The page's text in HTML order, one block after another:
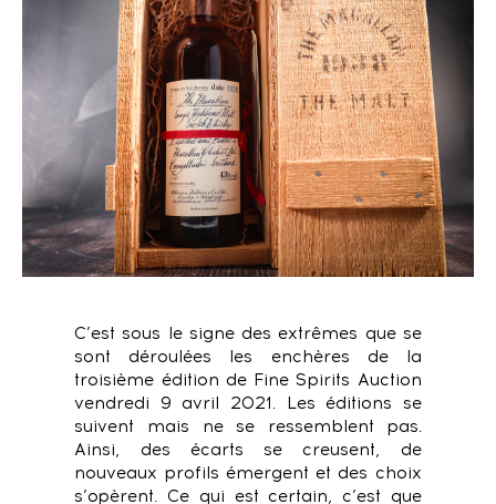
C’est sous le signe des extrêmes que se
sont déroulées les enchères de la
troisième édition de Fine Spirits Auction
vendredi 9 avril 2021. Les éditions se
suivent mais ne se ressemblent pas.
Ainsi, des écarts se creusent, de
nouveaux profils émergent et des choix
s’opèrent. Ce qui est certain, c’est que